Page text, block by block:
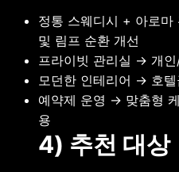
정통 스웨디시 + 아로
및 림프 순환 개선
프라이빗 관리실 → 개
모던한 인테리어 → 호
예약제 운영 → 맞춤형
용
4) 추천 대상